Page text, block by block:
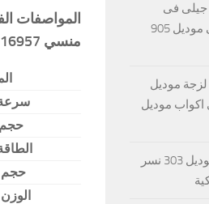
منسي 01211116957
سرعة
حجم
جيلى فى
اكياس اتوماتيك ذات لحام ثلاثى موديل 905
لزجة موديل
اكواب موديل
ماكينة لحام اكياس راسية موديل 303 نسر